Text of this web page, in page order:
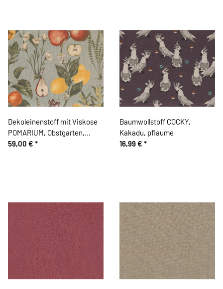
Dekoleinenstoff mit Viskose
POMARIUM, Obstgarten,
mintgrau, Clarke & Clarke
59,00 € *
Baumwollstoff COCKY,
Kakadu, pflaume
16,99 € *